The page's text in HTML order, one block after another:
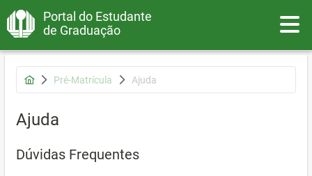
Portal do Estudante
de Graduação
Pré-Matrícula Ajuda
Ajuda
Dúvidas Frequentes